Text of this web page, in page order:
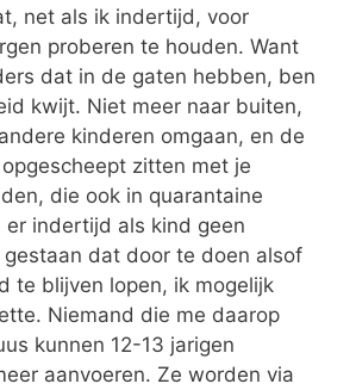
net als ik indertijd, voor
proberen te houden. Want
dat in de gaten hebben, ben
kwijt. Niet meer naar buiten,
kinderen omgaan, en de
zitten met je
die ook in quarantaine
er indertijd als kind geen
dat door te doen alsof
te blijven lopen, ik mogelijk
Niemand die me daarop
kunnen 12-13 jarigen
aanvoeren. Ze worden via